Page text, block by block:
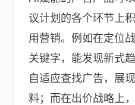
议计划的各个环节上
用营销。例如在定位
关键字，能发现新式
自适应查找广告，展
料；而在出价战略上